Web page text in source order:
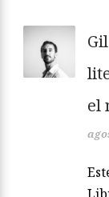
el